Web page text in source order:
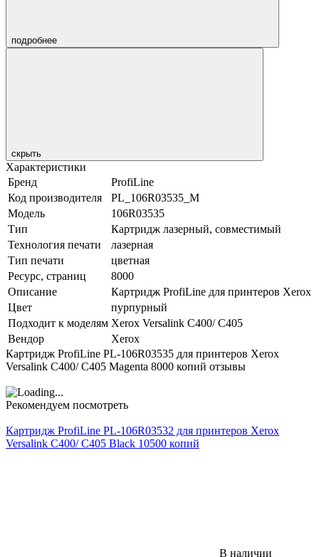
подробнее
скрыть
Характеристики
Бренд
ProfiLine
Код производителя
PL_106R03535_M
Модель
106R03535
Тип
Картридж лазерный, совместимый
Технология печати
лазерная
Тип печати
цветная
Ресурс, страниц
8000
Описание
Картридж ProfiLine для принтеров Xerox
Цвет
пурпурный
Подходит к моделям Xerox Versalink C400/ C405
Вендор
Xerox
Картридж ProfiLine PL-106R03535 для принтеров Xerox
Versalink C400/ C405 Magenta 8000 копий отзывы
Рекомендуем посмотреть
Картридж ProfiLine PL-106R03532 для принтеров Xerox
Versalink C400/ C405 Black 10500 копий
В наличии